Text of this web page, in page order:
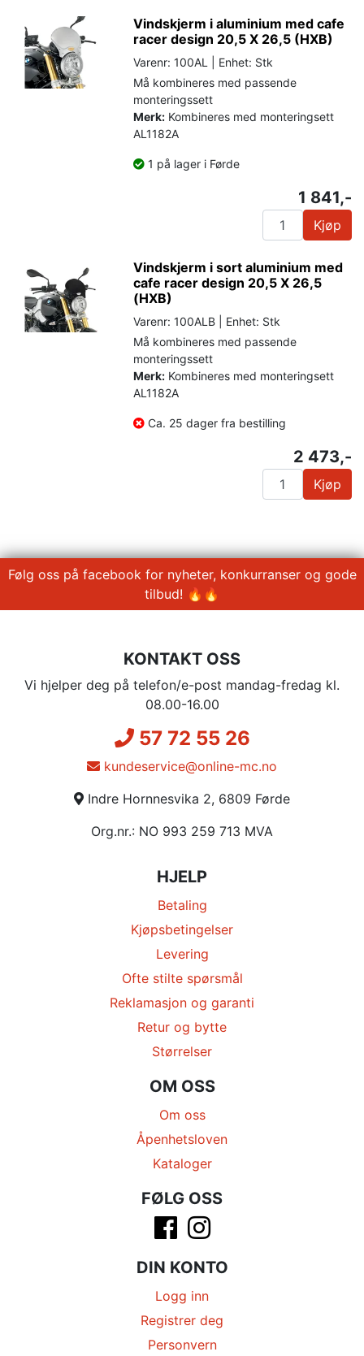
Vindskjerm i aluminium med cafe
racer design 20,5 X 26,5 (HXB)
Varenr: 100AL | Enhet: Stk
Må kombineres med passende
monteringssett
Merk: Kombineres med monteringsett
AL1182A
1 på lager i Førde
1 841,-
Kjøp
Vindskjerm i sort aluminium med
cafe racer design 20,5 X 26,5
(HXB)
Varenr: 100ALB | Enhet: Stk
Må kombineres med passende
monteringssett
Merk: Kombineres med monteringsett
AL1182A
Ca. 25 dager fra bestilling
2 473,-
Kjøp
Følg oss på facebook for nyheter, konkurranser og gode
tilbud! 🔥🔥
KONTAKT OSS
Vi hjelper deg på telefon/e-post mandag-fredag kl.
08.00-16.00
57 72 55 26
kundeservice@online-mc.no
Indre Hornnesvika 2, 6809 Førde
Org.nr.: NO 993 259 713 MVA
HJELP
Betaling
Kjøpsbetingelser
Levering
Ofte stilte spørsmål
Reklamasjon og garanti
Retur og bytte
Størrelser
OM OSS
Om oss
Åpenhetsloven
Kataloger
FØLG OSS
DIN KONTO
Logg inn
Registrer deg
Personvern